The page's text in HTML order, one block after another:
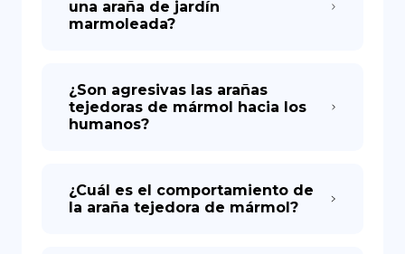
una araña de jardín
marmoleada?
¿Son agresivas las arañas
tejedoras de mármol hacia los
humanos?
¿Cuál es el comportamiento de
la araña tejedora de mármol?